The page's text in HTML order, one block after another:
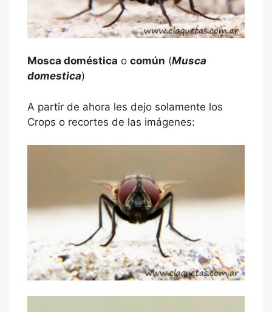
Mosca doméstica o común (Musca
domestica)
A partir de ahora les dejo solamente los
Crops o recortes de las imágenes: